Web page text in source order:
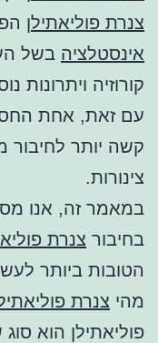
צנרת פוליאתילן
אינסטלציה בשל
קורוזיה ויתרונות
עם זאת, אחת
קשה יותר
צינורות.
במאמר זה, אנו
בחיבור צנרת
הטובות ביותר
מהי צנרת
פוליאתילן הוא